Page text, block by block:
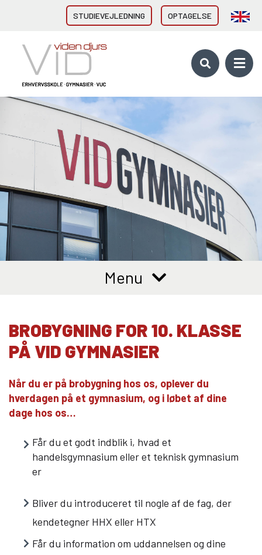
STUDIEVEJLEDNING OPTAGELSE
HHX Grenaa
HHX Rønde
HTX Grenaa
HF-enkeltfag - Grenaa, Hornslet
Brobygning/introforløb
VID ERHVERVSUDDANNELSER
Direkte fra 9/10. klasse
Erhvervsuddannelser (EUD, EUX)
Brobygning/introforløb
10. KLASSE
Game College
Brazil Football College
Elevuddannelser
Elevonline
Akademiuddannelser
VUC OG EFTERUDDANNELSE
VUC (HF-enkeltfag, AVU, FVU, OBU)
Menu
BROBYGNING FOR 10. KLASSE
PÅ VID GYMNASIER
Når du er på brobygning hos os, oplever du
hverdagen på et gymnasium, og i løbet af dine
dage hos os…
Får du et godt indblik i, hvad et
handelsgymnasium eller et teknisk gymnasium
er
Bliver du introduceret til nogle af de fag, der
kendetegner HHX eller HTX
Får du information om uddannelsen og dine